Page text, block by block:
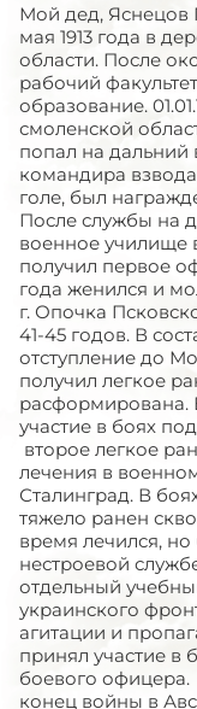
Мой дед, Яснецов
мая 1913 года в
области. После
рабочий
образование.
смоленской
попал на дальний
командира
голе, был
После службы на
военное училище
получил первое
года женился и
г. Опочка
41-45 годов. В
отступление до
получил легкое
расформирована.
участие в боях
второе легкое
лечения в
Сталинград. В
тяжело ранен
время лечился,
нестроевой
отдельный
украинского
агитации и
принял участие в
боевого
конец войны в